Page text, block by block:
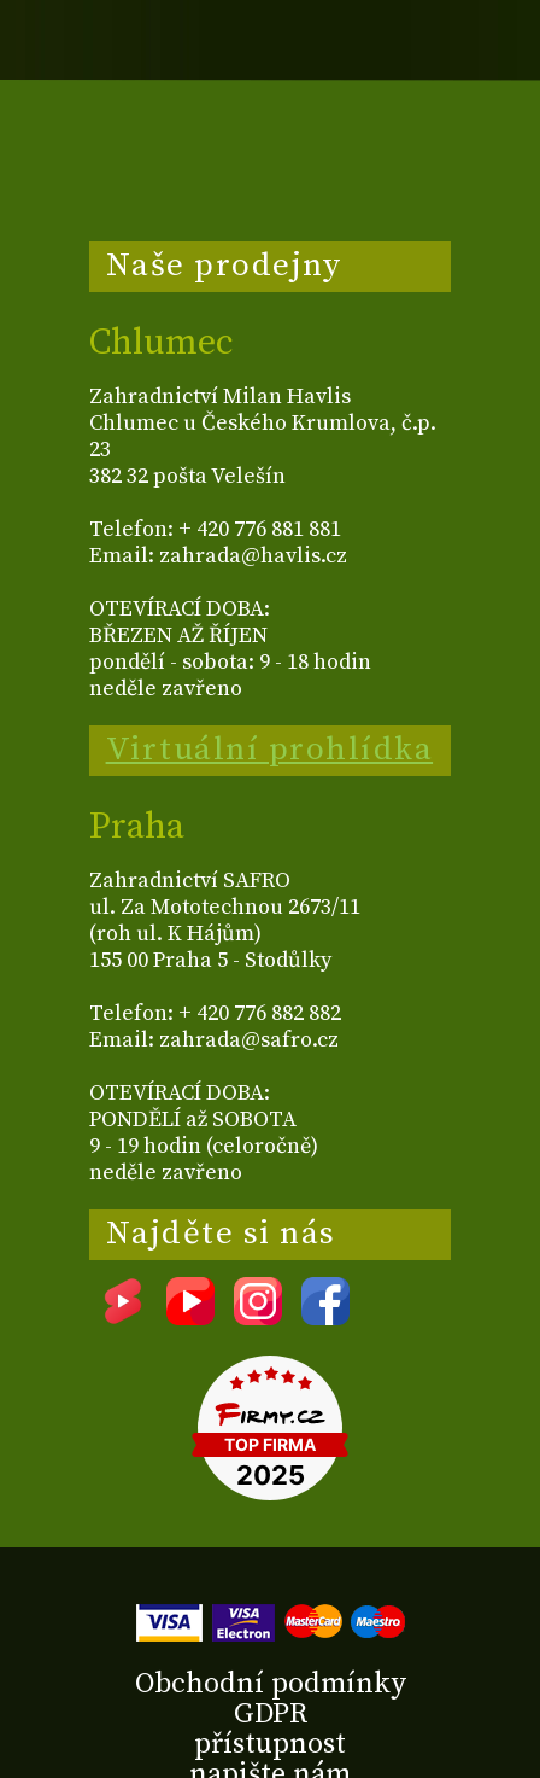
Naše prodejny
Chlumec
Zahradnictví Milan Havlis
Chlumec u Českého Krumlova, č.p.
23
382 32 pošta Velešín
Telefon: + 420 776 881 881
Email: zahrada@havlis.cz
OTEVÍRACÍ DOBA:
BŘEZEN AŽ ŘÍJEN
pondělí - sobota: 9 - 18 hodin
neděle zavřeno
Virtuální prohlídka
Praha
Zahradnictví SAFRO
ul. Za Mototechnou 2673/11
(roh ul. K Hájům)
155 00 Praha 5 - Stodůlky
Telefon: + 420 776 882 882
Email: zahrada@safro.cz
OTEVÍRACÍ DOBA:
PONDĚLÍ až SOBOTA
9 - 19 hodin (celoročně)
neděle zavřeno
Najděte si nás
Obchodní podmínky
GDPR
přístupnost